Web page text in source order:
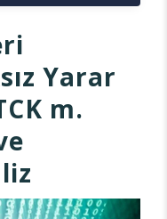
Yarar
m.